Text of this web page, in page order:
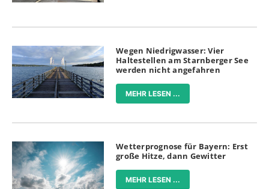
Wegen Niedrigwasser: Vier
Haltestellen am Starnberger See
werden nicht angefahren
MEHR LESEN ...
Wetterprognose für Bayern: Erst
große Hitze, dann Gewitter
MEHR LESEN ...